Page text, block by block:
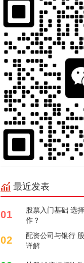
最近发表
01
股票入门基础 选
作？
02
配资公司与银行
详解